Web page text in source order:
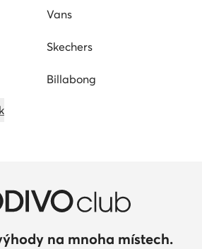
Vans
Skechers
Billabong
na mnoha místech.